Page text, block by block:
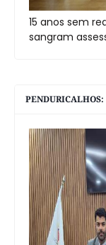
15 anos sem
sangram
PENDURICALHOS: